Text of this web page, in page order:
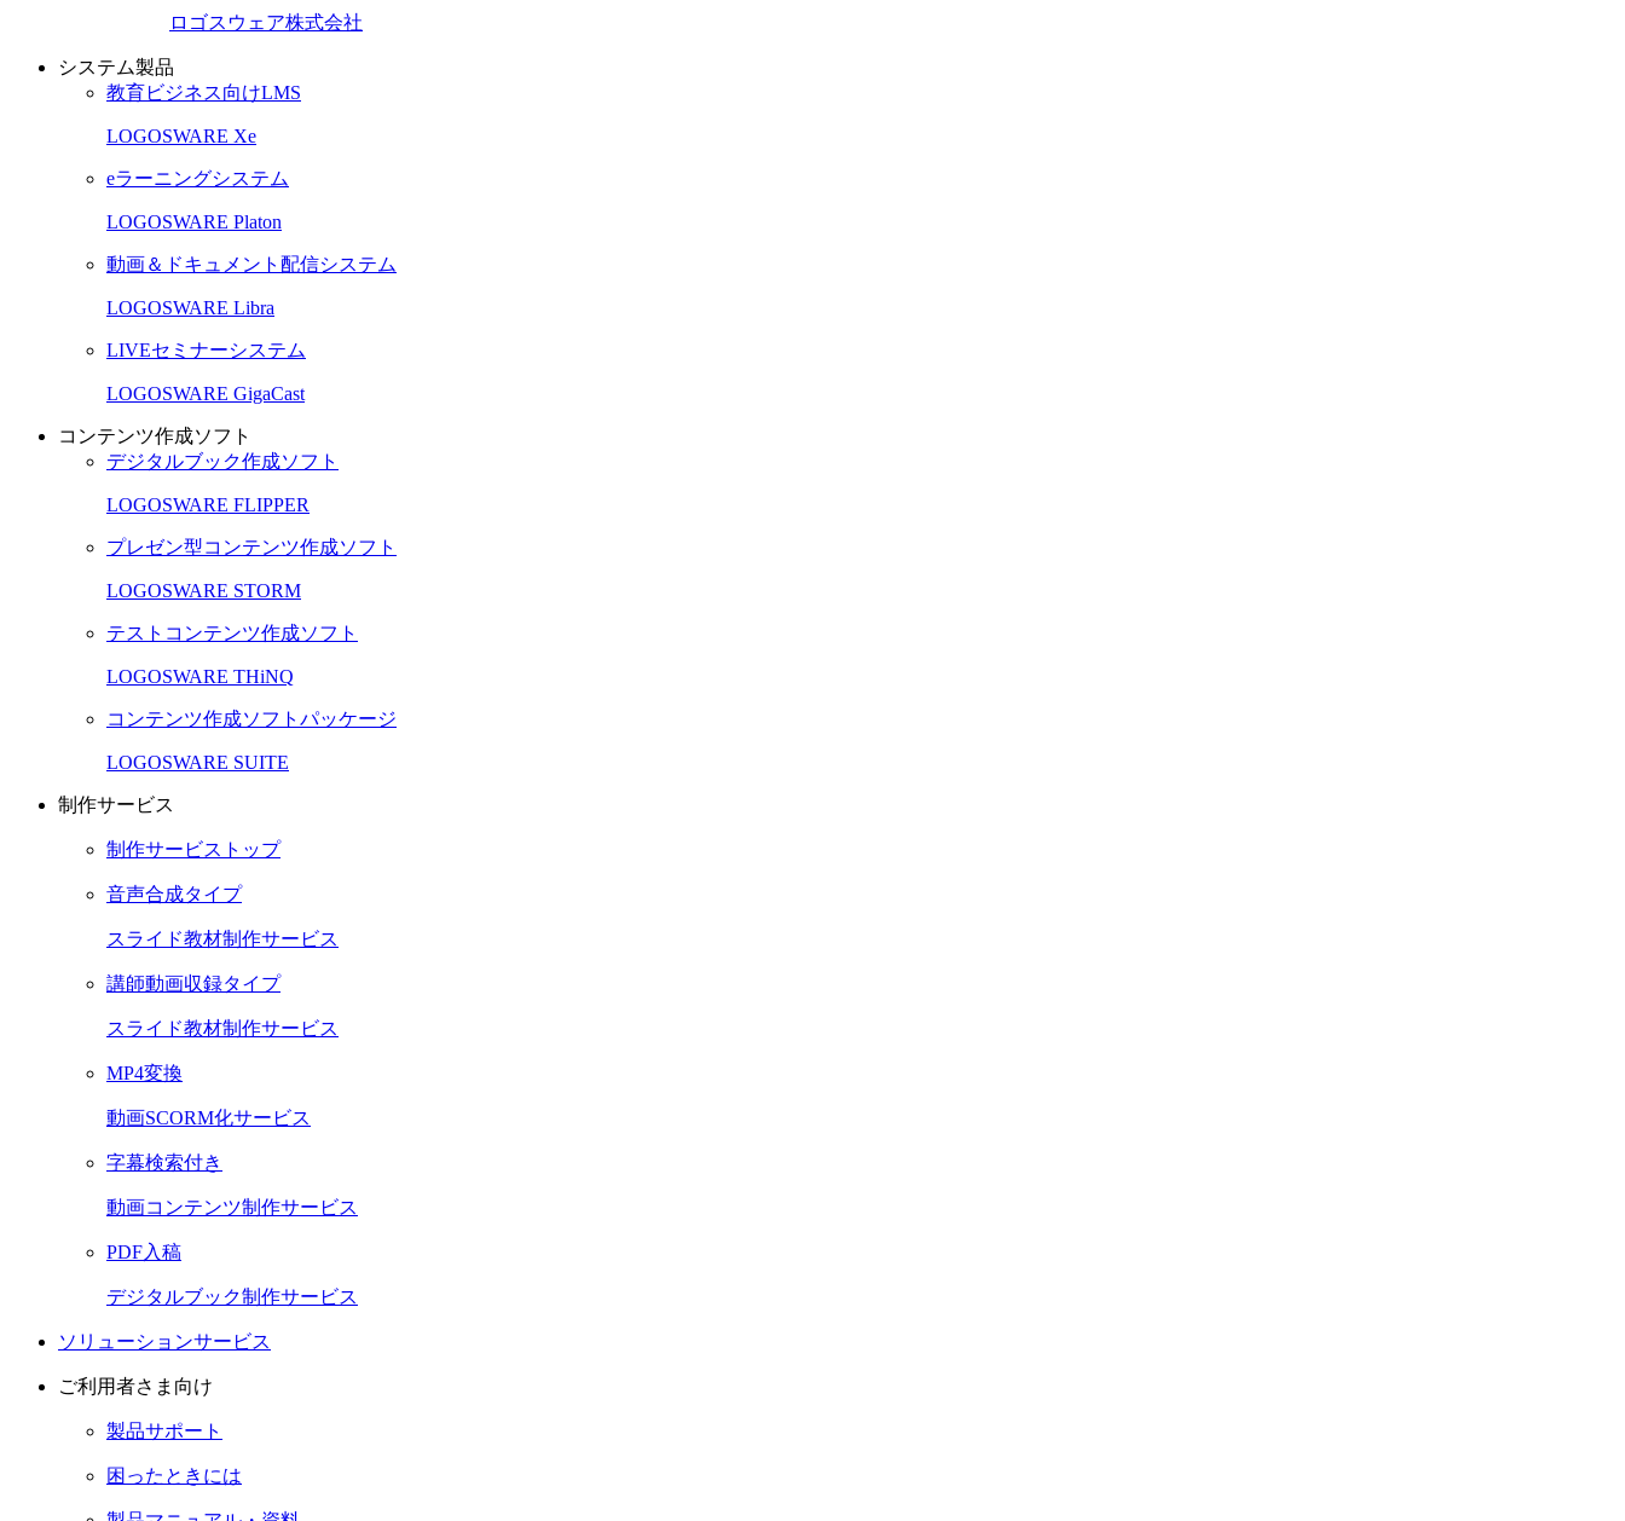
ロゴスウェア株式会社
システム製品
教育ビジネス向けLMS
LOGOSWARE Xe
eラーニングシステム
LOGOSWARE Platon
動画＆ドキュメント配信システム
LOGOSWARE Libra
LIVEセミナーシステム
LOGOSWARE GigaCast
コンテンツ作成ソフト
デジタルブック作成ソフト
LOGOSWARE FLIPPER
プレゼン型コンテンツ作成ソフト
LOGOSWARE STORM
テストコンテンツ作成ソフト
LOGOSWARE THiNQ
コンテンツ作成ソフトパッケージ
LOGOSWARE SUITE
制作サービス
制作サービストップ
音声合成タイプ
スライド教材制作サービス
講師動画収録タイプ
スライド教材制作サービス
MP4変換
動画SCORM化サービス
字幕検索付き
動画コンテンツ制作サービス
PDF入稿
デジタルブック制作サービス
ソリューションサービス
ご利用者さま向け
製品サポート
困ったときには